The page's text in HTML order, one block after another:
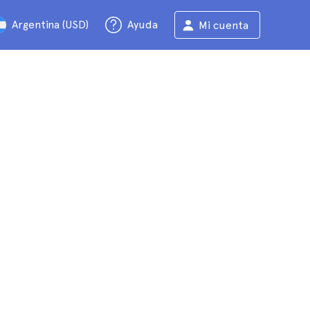
Argentina (USD) Ayuda Mi cuenta